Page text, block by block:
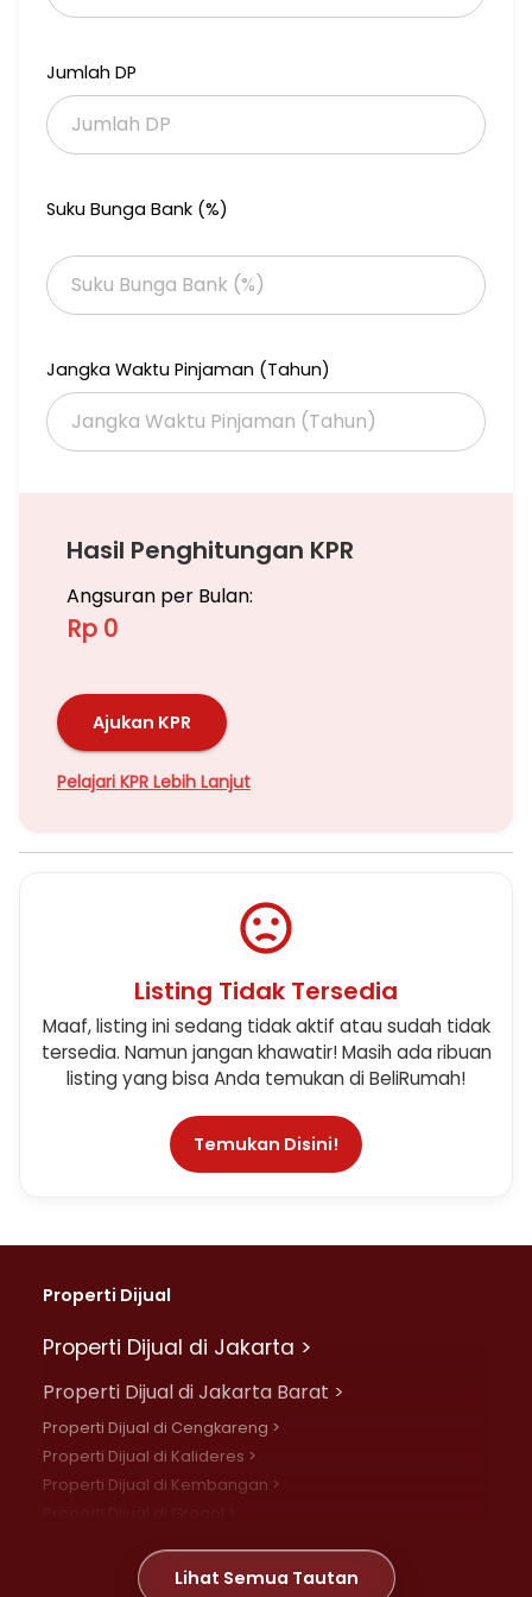
9,Puri Bintaro,Menteng Bintaro,Cikini,Cimandiri,Riverpark ,Puyuh
drawasih,Garuda,Merak,parkit,Kutilan
g,Kenari,kepodang,Wallet,Manyar,Perkutut,Tekukur,Veteran,Pes
anggrahan,Bumi Bintaro Permai.
Jumlah DP
Suku Bunga Bank (%)
Jangka Waktu Pinjaman (Tahun)
Hasil Penghitungan KPR
Angsuran per Bulan:
Rp 0
Ajukan KPR
Pelajari KPR Lebih Lanjut
Listing Tidak Tersedia
Maaf, listing ini sedang tidak aktif atau sudah tidak
tersedia. Namun jangan khawatir! Masih ada ribuan
listing yang bisa Anda temukan di BeliRumah!
Temukan Disini!
Properti Dijual
Properti Dijual di Jakarta >
Properti Dijual di Jakarta Barat >
Properti Dijual di Cengkareng >
Properti Dijual di Kalideres >
Properti Dijual di Kembangan >
Properti Dijual di Meruya >Lihat Semua Tautan